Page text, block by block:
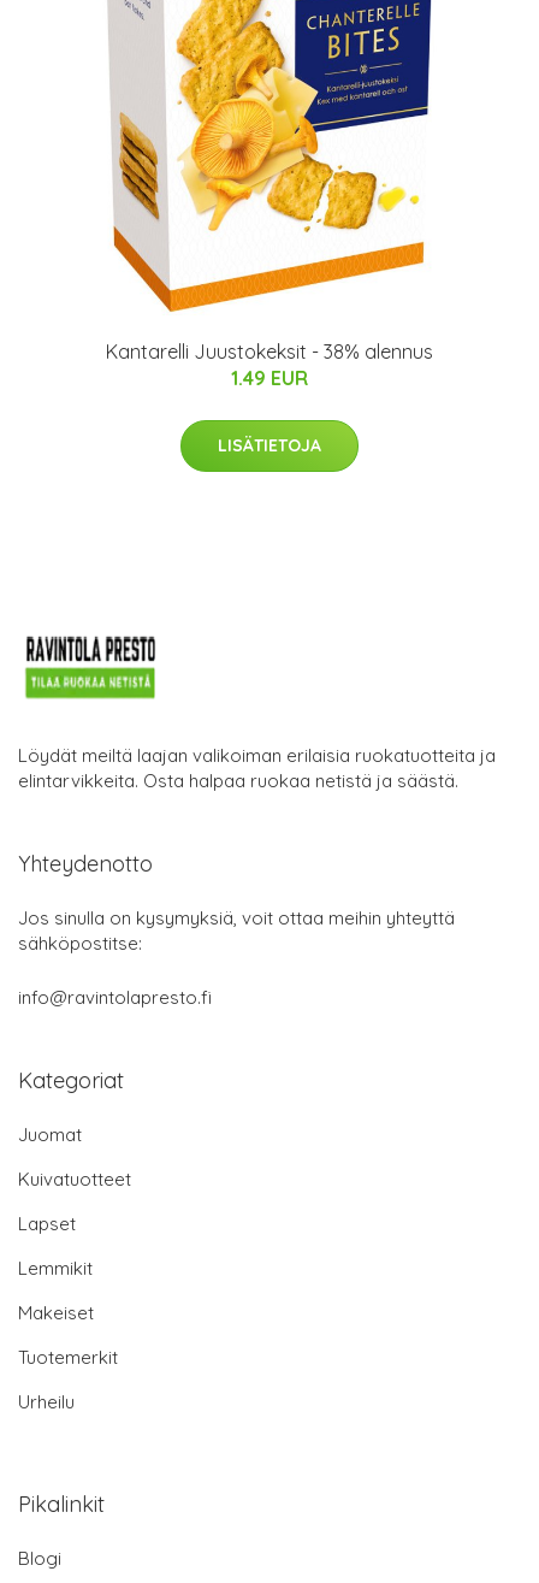
Kantarelli Juustokeksit - 38% alennus
1.49 EUR
LISÄTIETOJA
Löydät meiltä laajan valikoiman erilaisia ruokatuotteita ja
elintarvikkeita. Osta halpaa ruokaa netistä ja säästä.
Yhteydenotto
Jos sinulla on kysymyksiä, voit ottaa meihin yhteyttä
sähköpostitse:
info@ravintolapresto.fi
Kategoriat
Juomat
Kuivatuotteet
Lapset
Lemmikit
Makeiset
Tuotemerkit
Urheilu
Pikalinkit
Blogi